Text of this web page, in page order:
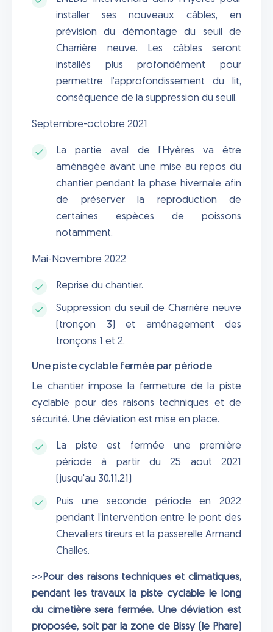
installer ses nouveaux câbles, en
prévision du démontage du seuil de
Charrière neuve. Les câbles seront
installés plus profondément pour
permettre l’approfondissement du lit,
conséquence de la suppression du seuil.
Septembre-octobre 2021
La partie aval de l’Hyères va être
aménagée avant une mise au repos du
chantier pendant la phase hivernale afin
de préserver la reproduction de
certaines espèces de poissons
notamment.
Mai-Novembre 2022
Reprise du chantier.
Suppression du seuil de Charrière neuve
(tronçon 3) et aménagement des
tronçons 1 et 2.
Une piste cyclable fermée par période
Le chantier impose la fermeture de la piste
cyclable pour des raisons techniques et de
sécurité. Une déviation est mise en place.
La piste est fermée une première
période à partir du 25 aout 2021
(jusqu'au 30.11.21)
Puis une seconde période en 2022
pendant l’intervention entre le pont des
Chevaliers tireurs et la passerelle Armand
Challes.
>> Pour des raisons techniques et climatiques,
pendant les travaux la piste cyclable le long
du cimetière sera fermée. Une déviation est
proposée, soit par la zone de Bissy (le Phare)